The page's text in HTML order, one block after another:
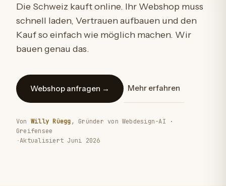
Die Schweiz kauft online. Ihr Webshop muss
schnell laden, Vertrauen aufbauen und den
Kauf so einfach wie möglich machen. Wir
bauen genau das.
Webshop anfragen → Mehr erfahren
Von Willy Rüegg, Gründer von Webdesign-AI ·
Greifensee
·Aktualisiert Juni 2026